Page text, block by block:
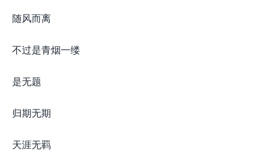
随风而离
不过是青烟一缕
是无题
归期无期
天涯无羁